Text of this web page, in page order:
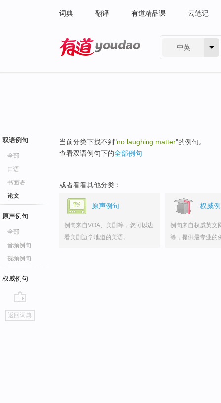
词典 翻译 有道精品课 云笔记
中英
双语例句
全部
口语
书面语
论文
原声例句
全部
音频例句
视频例句
权威例句
go
top
返回词典
当前分类下找不到"no laughing matter"的例句。
查看双语例句下的全部例句
或者看看其他分类：
原声例句
例句来自VOA、美剧等，您可以边
看美剧边学地道的美语。
权威
例句来自权威英文
等，提供最专业的